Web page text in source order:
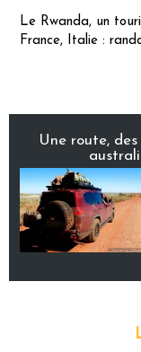
Le Rwanda, un
France, Italie :
Une route,